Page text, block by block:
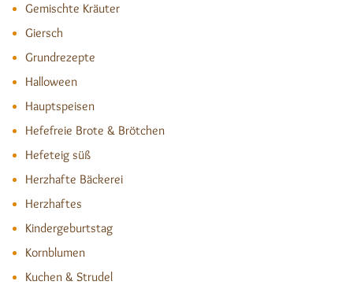
Gemischte Kräuter
Giersch
Grundrezepte
Halloween
Hauptspeisen
Hefefreie Brote & Brötchen
Hefeteig süß
Herzhafte Bäckerei
Herzhaftes
Kindergeburtstag
Kornblumen
Kuchen & Strudel